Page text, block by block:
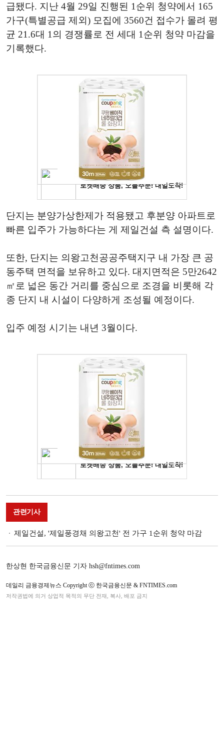
급됐다. 지난 4월 29일 진행된 1순위 청약에서 165
가구(특별공급 제외) 모집에 3560건 접수가 몰려 평
균 21.6대 1의 경쟁률로 전 세대 1순위 청약 마감을
기록했다.
단지는 분양가상한제가 적용됐고 후분양 아파트로
빠른 입주가 가능하다는 게 제일건설 측 설명이다.
또한, 단지는 의왕고천공공주택지구 내 가장 큰 공
동주택 면적을 보유하고 있다. 대지면적은 5만2642
㎡로 넓은 동간 거리를 중심으로 조경을 비롯해 각
종 단지 내 시설이 다양하게 조성될 예정이다.
입주 예정 시기는 내년 3월이다.
관련기사
제일건설, '제일풍경채 의왕고천' 전 가구 1순위 청약 마감
한상현 한국금융신문 기자 hsh@fntimes.com
데일리 금융경제뉴스 Copyright ⓒ 한국금융신문 & FNTIMES.com
저작권법에 의거 상업적 목적의 무단 전재, 복사, 배포 금지